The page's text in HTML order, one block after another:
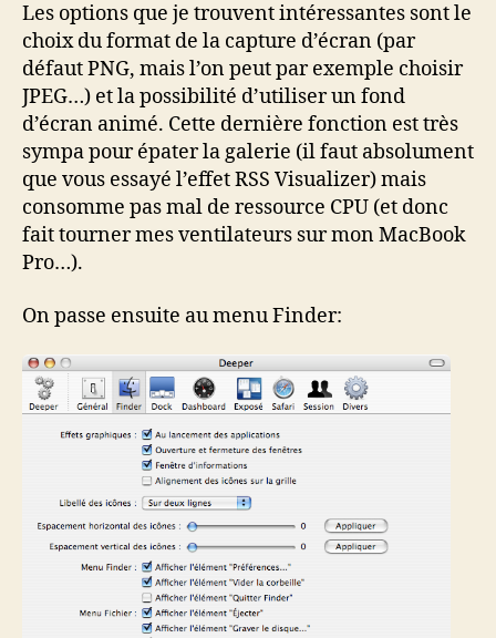
Les options que je trouvent intéressantes sont le
choix du format de la capture d’écran (par
défaut PNG, mais l’on peut par exemple choisir
JPEG…) et la possibilité d’utiliser un fond
d’écran animé. Cette dernière fonction est très
sympa pour épater la galerie (il faut absolument
que vous essayé l’effet RSS Visualizer) mais
consomme pas mal de ressource CPU (et donc
fait tourner mes ventilateurs sur mon MacBook
Pro…).
On passe ensuite au menu Finder: